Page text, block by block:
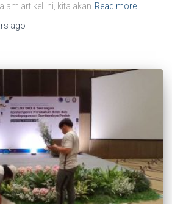
artikel ini, kita akan Read more
ago